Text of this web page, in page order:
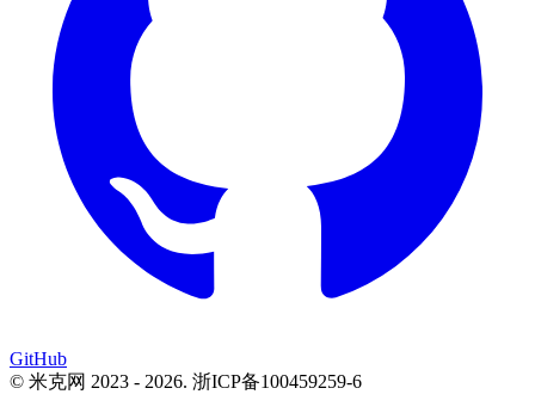
GitHub
© 米克网 2023 - 2026. 浙ICP备100459259-6